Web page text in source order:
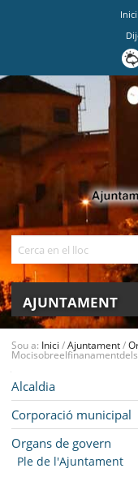
Inici
AJUNTAMENT
BELL-LLOC
Sou a: Inici /Ajuntament/
Alcaldia
Corporació municipal
Organs de govern
Ple de l'Ajuntament